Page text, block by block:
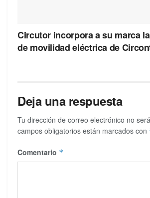
Circutor incorpora a su marca
de movilidad eléctrica de
Deja una respuesta
Tu dirección de correo electrónico no
campos obligatorios están marcados con
Comentario *